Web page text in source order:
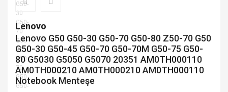
Lenovo
Lenovo G50 G50-30 G50-70 G50-80 Z50-70 G50
G50-30 G50-45 G50-70 G50-70M G50-75 G50-
80 G5030 G5050 G5070 20351 AM0TH000110
AM0TH000210 AM0TH000210 AM0TH000110
Notebook Menteşe